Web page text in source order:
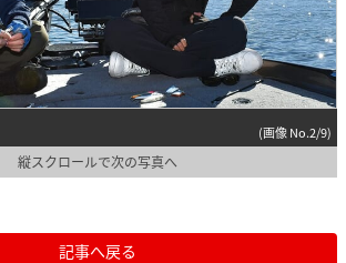
(画像 No.2/9)
縦スクロールで次の写真へ
記事へ戻る